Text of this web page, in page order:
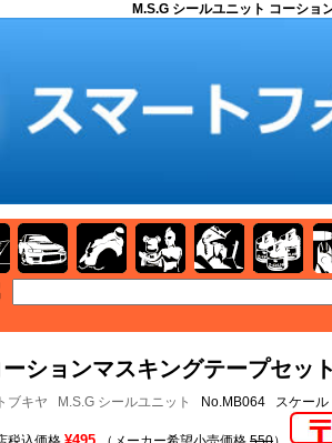
M.S.G シールユニット コーショ
ーションマスキングテープセッ
ブキヤ M.S.G シールユニット No.MB064 スケール
艦船 自動車 バイク キャラクターガンダム 塗料